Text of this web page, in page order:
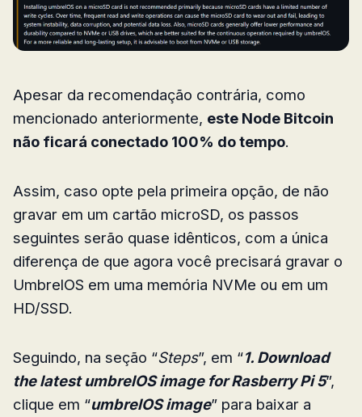
Apesar da recomendação contrária, como
mencionado anteriormente, este Node Bitcoin
não ficará conectado 100% do tempo.
Assim, caso opte pela primeira opção, de não
gravar em um cartão microSD, os passos
seguintes serão quase idênticos, com a única
diferença de que agora você precisará gravar o
UmbrelOS em uma memória NVMe ou em um
HD/SSD.
Seguindo, na seção “Steps”, em “1. Download
the latest umbrelOS image for Rasberry Pi 5”,
clique em “umbrelOS image” para baixar a